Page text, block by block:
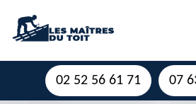
02 52 56 61 71 07